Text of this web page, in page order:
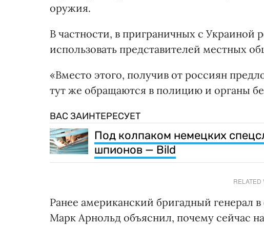
оружия.
В частности, в приграничных с
использовать представителей местных
«Вместо этого, получив от россиян
тут же обращаются в полицию и органы
ВАС ЗАИНТЕРЕСУЕТ
Под колпаком немецких
шпионов — Bild
RELATED
Ранее американский бригадный генерал
Марк Арнольд объяснил, почему сейчас